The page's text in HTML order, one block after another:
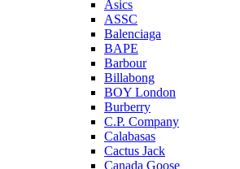
Asics
ASSC
Balenciaga
BAPE
Barbour
Billabong
BOY London
Burberry
C.P. Company
Calabasas
Cactus Jack
Canada Goose